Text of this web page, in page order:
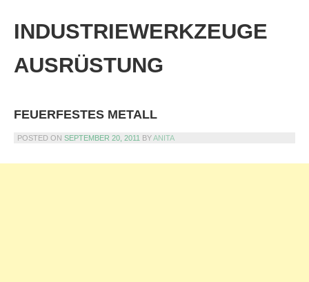
content
INDUSTRIEWERKZEUGE
AUSRÜSTUNG
FEUERFESTES METALL
POSTED ON SEPTEMBER 20, 2011 BYANITA